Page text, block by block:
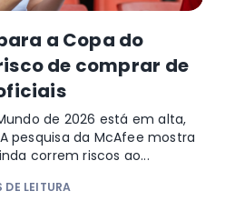
a Copa do
de comprar de
de 2026 está em alta,
pesquisa da McAfee mostra
correm riscos ao...
DE LEITURA